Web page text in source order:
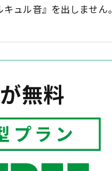
ュル音』を出しません。
無料